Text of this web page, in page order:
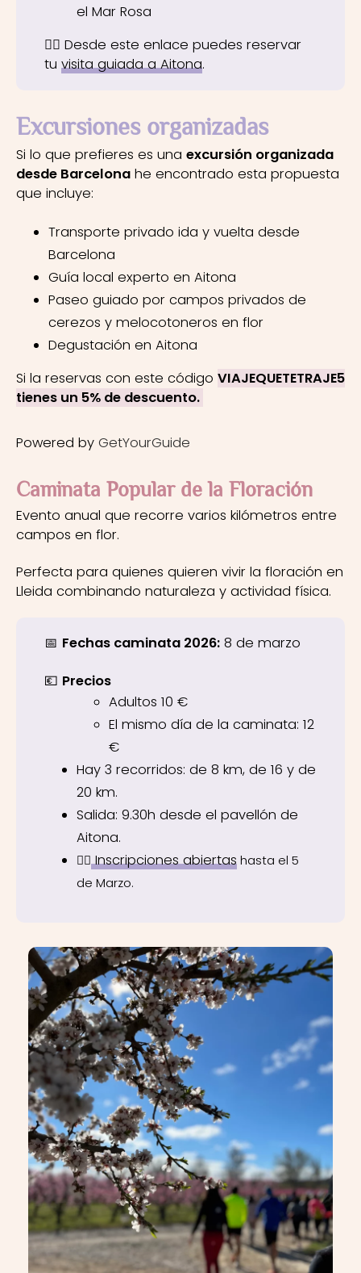
el Mar Rosa
👉🏼 Desde este enlace puedes reservar
tu visita guiada a Aitona.
Excursiones organizadas
Si lo que prefieres es una excursión organizada
desde Barcelona he encontrado esta propuesta
que incluye:
Transporte privado ida y vuelta desde
Barcelona
Guía local experto en Aitona
Paseo guiado por campos privados de
cerezos y melocotoneros en flor
Degustación en Aitona
Si la reservas con este código VIAJEQUETETRAJE5
tienes un 5% de descuento.
Powered by GetYourGuide
Caminata Popular de la Floración
Evento anual que recorre varios kilómetros entre
campos en flor.
Perfecta para quienes quieren vivir la floración en
Lleida combinando naturaleza y actividad física.
📅 Fechas caminata 2026: 8 de marzo
💶 Precios
Adultos 10 €
El mismo día de la caminata: 12
€
Hay 3 recorridos: de 8 km, de 16 y de
20 km.
Salida: 9.30h desde el pavellón de
Aitona.
👉🏼Inscripciones abiertashasta el 5
de Marzo.